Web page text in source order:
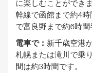
に楽しむことができ
幹線で函館まで約4
で富良野まで約6時間
電車で： 新千歳空港
札幌または滝川で乗
間は約3時間です。